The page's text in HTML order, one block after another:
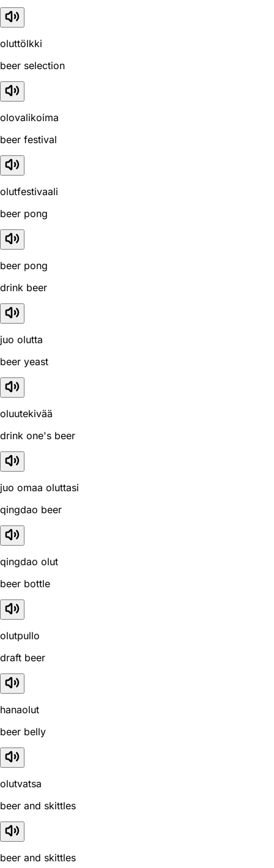
oluttölkki
beer selection
olovalikoima
beer festival
olutfestivaali
beer pong
beer pong
drink beer
juo olutta
beer yeast
oluutekivää
drink one's beer
juo omaa oluttasi
qingdao beer
qingdao olut
beer bottle
olutpullo
draft beer
hanaolut
beer belly
olutvatsa
beer and skittles
beer and skittles